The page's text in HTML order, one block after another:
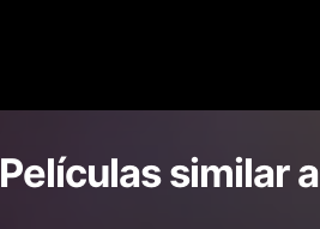
Películas similar a